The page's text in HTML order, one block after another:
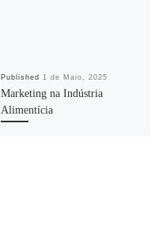
Published 1 de Maio, 2025
Marketing na Indústria
Alimentícia